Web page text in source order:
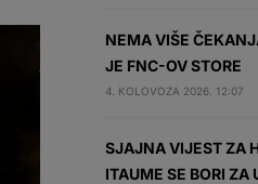
NEMA VIŠE
JE FNC-OV STORE
4. KOLOVOZA 2026. 12:07
SJAJNA VIJEST ZA
ITAUME SE BORI